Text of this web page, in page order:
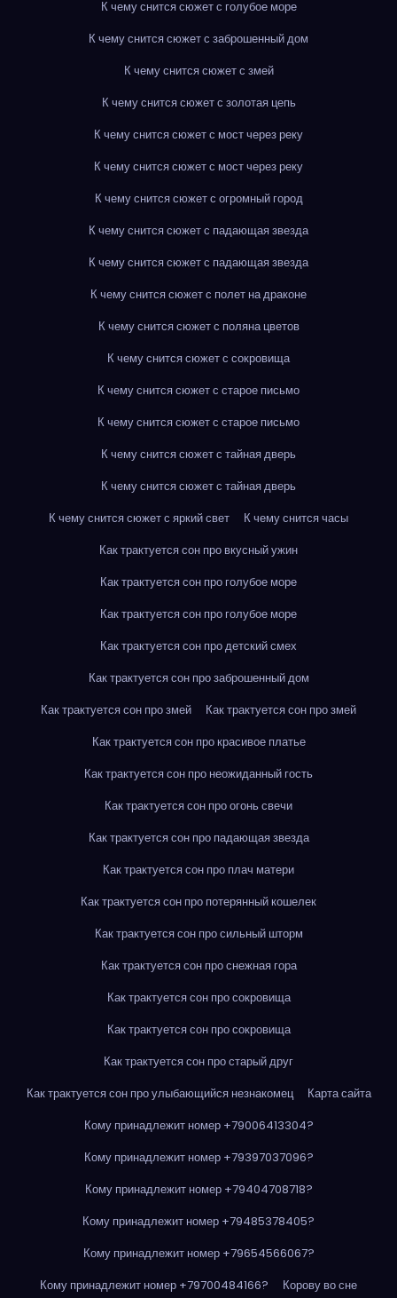
К чему снится сюжет с голубое море
К чему снится сюжет с заброшенный дом
К чему снится сюжет с змей
К чему снится сюжет с золотая цепь
К чему снится сюжет с мост через реку
К чему снится сюжет с мост через реку
К чему снится сюжет с огромный город
К чему снится сюжет с падающая звезда
К чему снится сюжет с падающая звезда
К чему снится сюжет с полет на драконе
К чему снится сюжет с поляна цветов
К чему снится сюжет с сокровища
К чему снится сюжет с старое письмо
К чему снится сюжет с старое письмо
К чему снится сюжет с тайная дверь
К чему снится сюжет с тайная дверь
К чему снится сюжет с яркий свет
К чему снится часы
Как трактуется сон про вкусный ужин
Как трактуется сон про голубое море
Как трактуется сон про голубое море
Как трактуется сон про детский смех
Как трактуется сон про заброшенный дом
Как трактуется сон про змей
Как трактуется сон про змей
Как трактуется сон про красивое платье
Как трактуется сон про неожиданный гость
Как трактуется сон про огонь свечи
Как трактуется сон про падающая звезда
Как трактуется сон про плач матери
Как трактуется сон про потерянный кошелек
Как трактуется сон про сильный шторм
Как трактуется сон про снежная гора
Как трактуется сон про сокровища
Как трактуется сон про сокровища
Как трактуется сон про старый друг
Как трактуется сон про улыбающийся незнакомец
Карта сайта
Кому принадлежит номер +79006413304?
Кому принадлежит номер +79397037096?
Кому принадлежит номер +79404708718?
Кому принадлежит номер +79485378405?
Кому принадлежит номер +79654566067?
Кому принадлежит номер +79700484166?
Корову во сне